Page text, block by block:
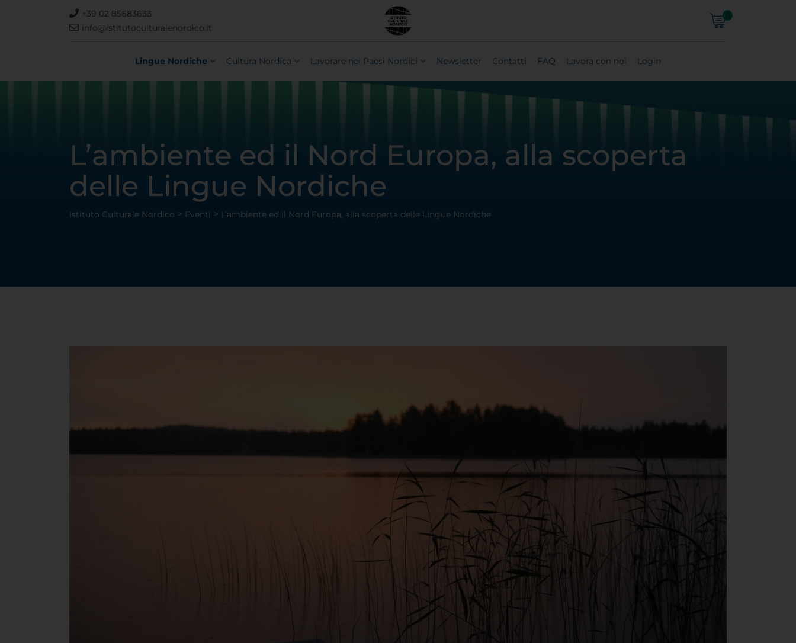
+39 02 85683633
info@istitutoculturalenordico.it
Lingue Nordiche Cultura Nordica Lavorare nei Paesi Nordici Newsletter Contatti FAQ Lavora con noi Login
L’ambiente ed il Nord Europa, alla scoperta
delle Lingue Nordiche
Istituto Culturale Nordico > Eventi > L’ambiente ed il Nord Europa, alla scoperta delle Lingue Nordiche